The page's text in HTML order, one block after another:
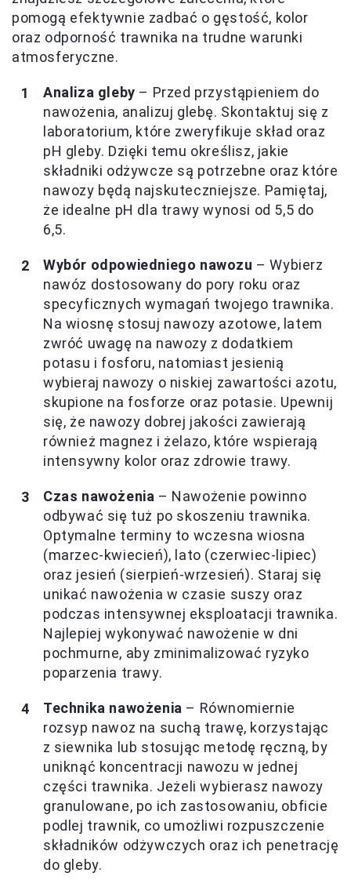
pomogą efektywnie zadbać o gęstość, kolor
oraz odporność trawnika na trudne warunki
atmosferyczne.
Analiza gleby – Przed przystąpieniem do
nawożenia, analizuj glebę. Skontaktuj się z
laboratorium, które zweryfikuje skład oraz
pH gleby. Dzięki temu określisz, jakie
składniki odżywcze są potrzebne oraz które
nawozy będą najskuteczniejsze. Pamiętaj,
że idealne pH dla trawy wynosi od 5,5 do
6,5.
Wybór odpowiedniego nawozu – Wybierz
nawóz dostosowany do pory roku oraz
specyficznych wymagań twojego trawnika.
Na wiosnę stosuj nawozy azotowe, latem
zwróć uwagę na nawozy z dodatkiem
potasu i fosforu, natomiast jesienią
wybieraj nawozy o niskiej zawartości azotu,
skupione na fosforze oraz potasie. Upewnij
się, że nawozy dobrej jakości zawierają
również magnez i żelazo, które wspierają
intensywny kolor oraz zdrowie trawy.
Czas nawożenia – Nawożenie powinno
odbywać się tuż po skoszeniu trawnika.
Optymalne terminy to wczesna wiosna
(marzec-kwiecień), lato (czerwiec-lipiec)
oraz jesień (sierpień-wrzesień). Staraj się
unikać nawożenia w czasie suszy oraz
podczas intensywnej eksploatacji trawnika.
Najlepiej wykonywać nawożenie w dni
pochmurne, aby zminimalizować ryzyko
poparzenia trawy.
Technika nawożenia – Równomiernie
rozsyp nawoz na suchą trawę, korzystając
z siewnika lub stosując metodę ręczną, by
uniknąć koncentracji nawozu w jednej
części trawnika. Jeżeli wybierasz nawozy
granulowane, po ich zastosowaniu, obficie
podlej trawnik, co umożliwi rozpuszczenie
składników odżywczych oraz ich penetrację
do gleby.